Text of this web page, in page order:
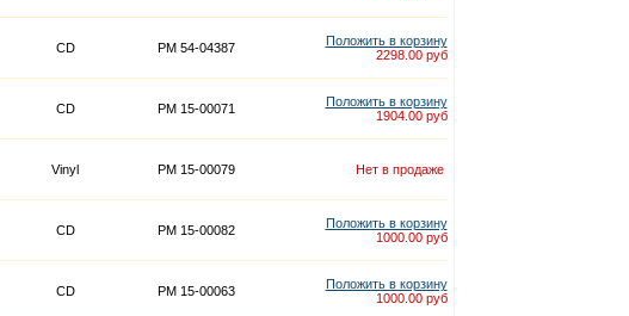
CD PM 54-04387
Положить в корзину
2298.00 руб
CD PM 15-00071
Положить в корзину
1904.00 руб
Vinyl PM 15-00079 Нет в продаже
CD PM 15-00082
Положить в корзину
1000.00 руб
CD PM 15-00063
Положить в корзину
1000.00 руб